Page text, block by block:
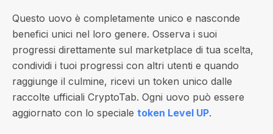
Questo uovo è completamente unico e nasconde
benefici unici nel loro genere. Osserva i suoi
progressi direttamente sul marketplace di tua scelta,
condividi i tuoi progressi con altri utenti e quando
raggiunge il culmine, ricevi un token unico dalle
raccolte ufficiali CryptoTab. Ogni uovo può essere
aggiornato con lo speciale token Level UP.